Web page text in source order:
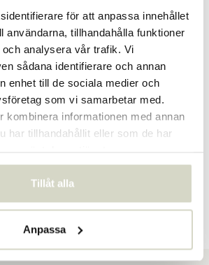
för att anpassa innehållet
användarna, tillhandahålla funktioner
analysera vår trafik. Vi
sådana identifierare och annan
enhet till de sociala medier och
som vi samarbetar med.
kombinera informationen med annan
har tillhandahållit eller som de har
Tillåt alla
Anpassa
82064982
82064982
5711173344871
written yet about this product..